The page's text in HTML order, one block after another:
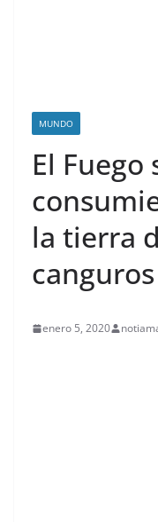
MUNDO
El Fuego
la tierra
canguros
enero 5, 2020